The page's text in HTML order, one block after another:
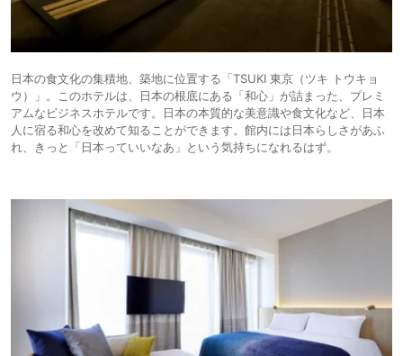
日本の食文化の集積地、築地に位置する「TSUKI 東京（ツキ トウキョ
ウ）」。このホテルは、日本の根底にある「和心」が詰まった、プレミ
アムなビジネスホテルです。日本の本質的な美意識や食文化など、日本
人に宿る和心を改めて知ることができます。館内には日本らしさがあふ
れ、きっと「日本っていいなあ」という気持ちになれるはず。